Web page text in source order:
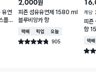
유연
플라
2,000원
피죤 섬유유연제 1580 ml
블루비앙카 향
택배배송매장픽업오늘배송
별점 4.8점 905
건 작성
개당
피죤
향
택배
별점